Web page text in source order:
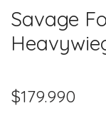
Savage
$179.990